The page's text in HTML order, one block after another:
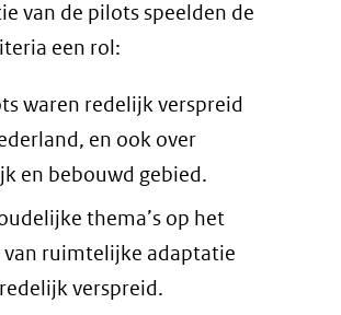
van de pilots speelden de
een rol:
waren redelijk verspreid
en ook over
en bebouwd gebied.
thema’s op het
van ruimtelijke adaptatie
verspreid.